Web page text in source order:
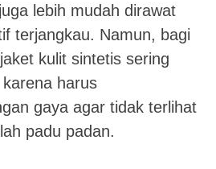
lebih mudah dirawat
terjangkau. Namun, bagi
kulit sintetis sering
harus
gaya agar tidak terlihat
padu padan.